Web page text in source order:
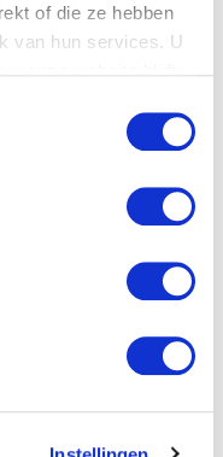
of die ze hebben
van hun services. U